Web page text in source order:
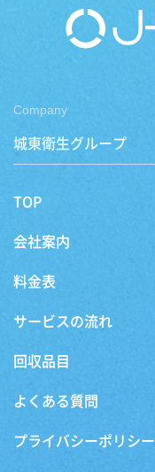
Company
城東衛生グループ
TOP
会社案内
料金表
サービスの流れ
回収品目
よくある質問
プライバシーポリシー